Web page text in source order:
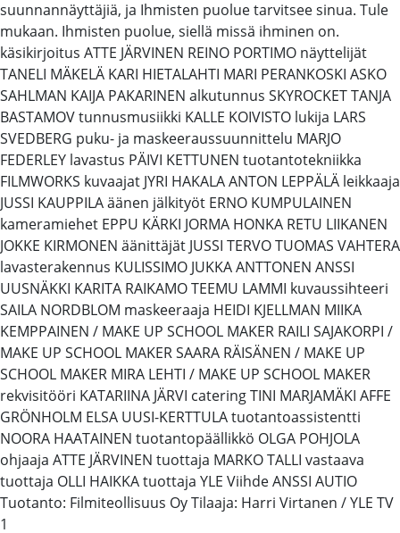
suunnannäyttäjiä, ja Ihmisten puolue tarvitsee sinua. Tule
mukaan. Ihmisten puolue, siellä missä ihminen on.
käsikirjoitus ATTE JÄRVINEN REINO PORTIMO näyttelijät
TANELI MÄKELÄ KARI HIETALAHTI MARI PERANKOSKI ASKO
SAHLMAN KAIJA PAKARINEN alkutunnus SKYROCKET TANJA
BASTAMOV tunnusmusiikki KALLE KOIVISTO lukija LARS
SVEDBERG puku- ja maskeeraussuunnittelu MARJO
FEDERLEY lavastus PÄIVI KETTUNEN tuotantotekniikka
FILMWORKS kuvaajat JYRI HAKALA ANTON LEPPÄLÄ leikkaaja
JUSSI KAUPPILA äänen jälkityöt ERNO KUMPULAINEN
kameramiehet EPPU KÄRKI JORMA HONKA RETU LIIKANEN
JOKKE KIRMONEN äänittäjät JUSSI TERVO TUOMAS VAHTERA
lavasterakennus KULISSIMO JUKKA ANTTONEN ANSSI
UUSNÄKKI KARITA RAIKAMO TEEMU LAMMI kuvaussihteeri
SAILA NORDBLOM maskeeraaja HEIDI KJELLMAN MIIKA
KEMPPAINEN / MAKE UP SCHOOL MAKER RAILI SAJAKORPI /
MAKE UP SCHOOL MAKER SAARA RÄISÄNEN / MAKE UP
SCHOOL MAKER MIRA LEHTI / MAKE UP SCHOOL MAKER
rekvisitööri KATARIINA JÄRVI catering TINI MARJAMÄKI AFFE
GRÖNHOLM ELSA UUSI-KERTTULA tuotantoassistentti
NOORA HAATAINEN tuotantopäällikkö OLGA POHJOLA
ohjaaja ATTE JÄRVINEN tuottaja MARKO TALLI vastaava
tuottaja OLLI HAIKKA tuottaja YLE Viihde ANSSI AUTIO
Tuotanto: Filmiteollisuus Oy Tilaaja: Harri Virtanen / YLE TV
1